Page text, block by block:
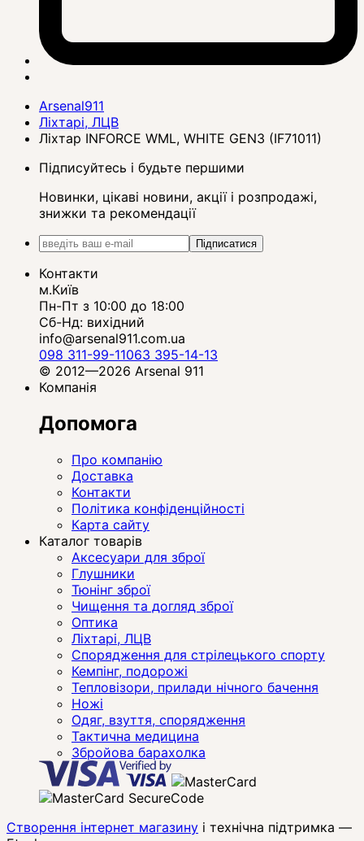
Arsenal911
Ліхтарі, ЛЦВ
Ліхтар INFORCE WML, WHITE GEN3 (IF71011)
Підписуйтесь і будьте першими
Новинки, цікаві новини, акції і розпродажі,
знижки та рекомендації
Підписатися
Контакти
м.Київ
Пн-Пт з 10:00 до 18:00
Сб-Нд: вихідний
info@arsenal911.com.ua
098 311-99-11063 395-14-13
© 2012—2026 Arsenal 911
Компанія
Допомога
Про компанію
Доставка
Контакти
Політика конфіденційності
Карта сайту
Каталог товарів
Аксесуари для зброї
Глушники
Тюнінг зброї
Чищення та догляд зброї
Оптика
Ліхтарі, ЛЦВ
Спорядження для стрілецького спорту
Кемпінг, подорожі
Тепловізори, прилади нічного бачення
Ножі
Одяг, взуття, спорядження
Тактична медицина
Збройова барахолка
Створення інтернет магазину і технічна підтримка —